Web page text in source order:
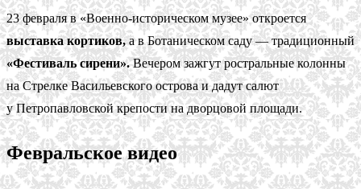
23 февраля в «Военно-историческом музее» откроется
выставка кортиков,а в Ботаническом саду — традиционный
«Фестиваль сирени».Вечером зажгут ростральные колонны
на Стрелке Васильевского острова и дадут салют
у Петропавловской крепости на дворцовой площади.
Февральское видео